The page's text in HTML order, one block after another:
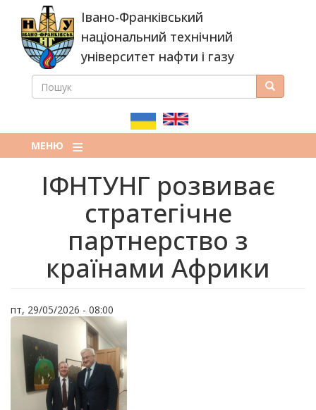
основного
вмісту
Івано-Франківський
національний технічний
університет нафти і газу
ПОШУКОВА
ПОШУК Пошук
МЕНЮ
ІФНТУНГ розвиває
стратегічне
партнерство з
країнами Африки
пт, 29/05/2026 - 08:00